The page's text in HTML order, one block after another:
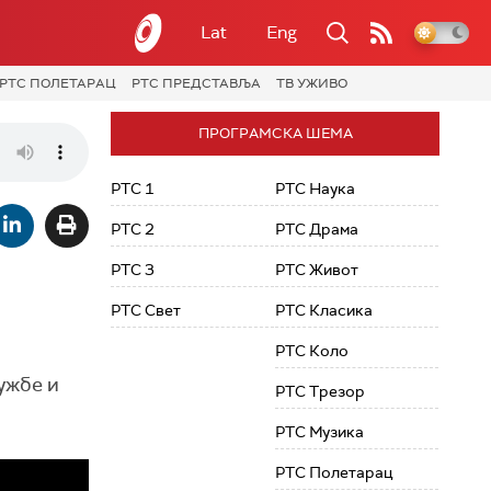
Lat Eng
РТС ПОЛЕТАРАЦ РТС ПРЕДСТАВЉА ТВ УЖИВО
и
ПРОГРАМСКА ШЕМА
РТС 1
РТС 2
РТС 3
РТС Свет
РТС Наука
РТС Драма
РТС Живот
РТС Класика
РТС Коло
РТС Трезор
РТС Музика
РТС Полетарац